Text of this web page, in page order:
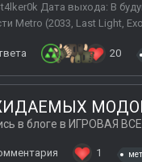
Дата выхода: В
Metro (2033, Last Light,
20
в блоге в ИГРОВАЯ
1